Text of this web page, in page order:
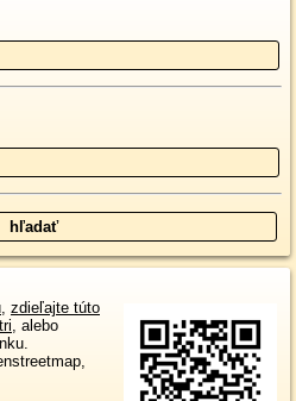
, zdieľajte túto
, alebo